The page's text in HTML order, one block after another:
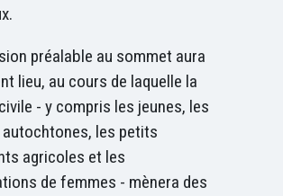
préalable au sommet aura
lieu, au cours de laquelle la
- y compris les jeunes, les
les petits
agricoles et les
de femmes - mènera des